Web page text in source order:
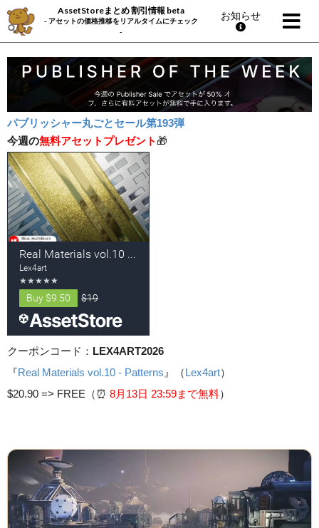
AssetStoreまとめ 割引情報 beta
- アセットの価格推移をリアルタイムにチェック
-
お知らせ
パブリッシャー丸ごとセール第193弾
今週の無料アセットプレゼント 🎁
クーポンコード： LEX4ART2026
『Real Materials vol.10 - Patterns 』（Lex4art）
$20.90 => FREE（⏰️ 8月13日 23:59まで無料）